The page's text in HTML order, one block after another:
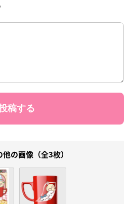
他の画像（全3枚）